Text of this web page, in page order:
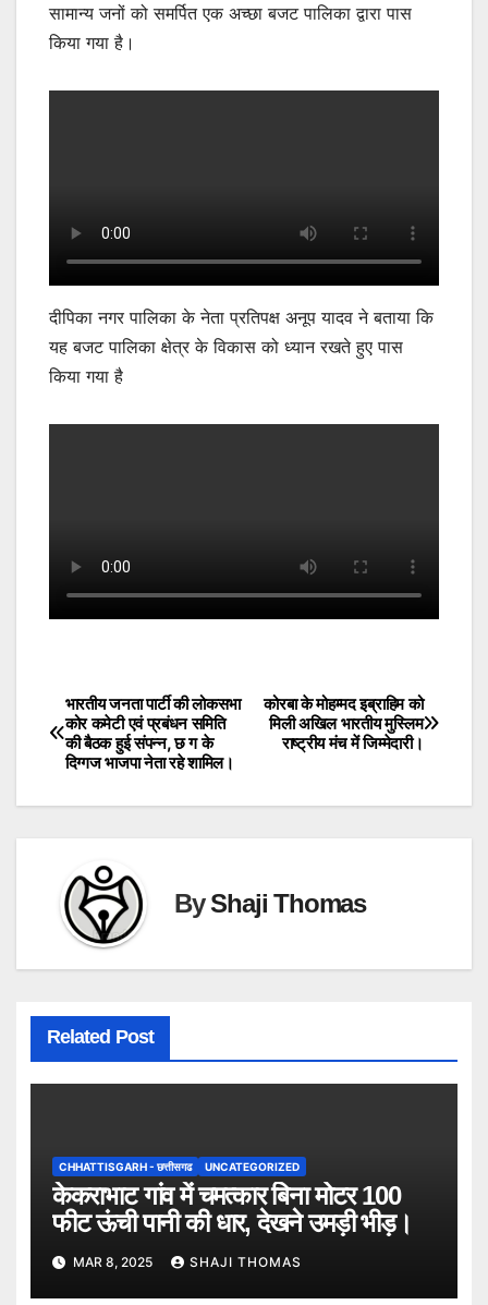
सामान्य जनों को समर्पित एक अच्छा बजट पालिका द्वारा पास
किया गया है।
दीपिका नगर पालिका के नेता प्रतिपक्ष अनूप यादव ने बताया कि
यह बजट पालिका क्षेत्र के विकास को ध्यान रखते हुए पास
किया गया है
Post
navigation
कोरबा के मोहम्मद इब्राहिम को
मिली अखिल भारतीय मुस्लिम
राष्ट्रीय मंच में जिम्मेदारी।
भारतीय जनता पार्टी की लोकसभा
कोर कमेटी एवं प्रबंधन समिति
की बैठक हुई संपन्न, छ ग के
दिग्गज भाजपा नेता रहे शामिल।
ByShaji Thomas
Related Post
CHHATTISGARH - छत्तीसगढ UNCATEGORIZED
केकराभाट गांव में चमत्कार बिना मोटर 100
फीट ऊंची पानी की धार, देखने उमड़ी भीड़।
MAR 8, 2025 SHAJI THOMAS